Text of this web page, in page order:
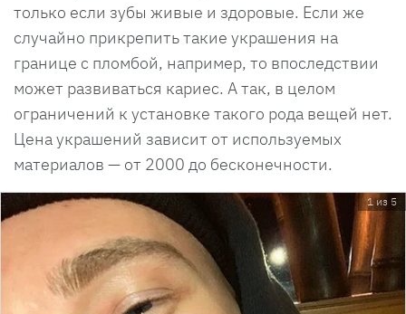
только если зубы живые и здоровые. Если же
случайно прикрепить такие украшения на
границе с пломбой, например, то впоследствии
может развиваться кариес. А так, в целом
ограничений к установке такого рода вещей нет.
Цена украшений зависит от используемых
материалов — от 2000 до бесконечности.
1 из 5